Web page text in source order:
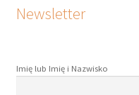
Newsletter
Imię lub Imię i Nazwisko